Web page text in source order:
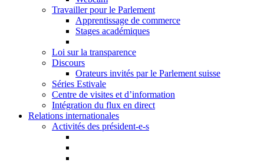
Travailler pour le Parlement
Apprentissage de commerce
Stages académiques
Loi sur la transparence
Discours
Orateurs invités par le Parlement suisse
Séries Estivale
Centre de visites et d’information
Intégration du flux en direct
Relations internationales
Activités des président-e-s